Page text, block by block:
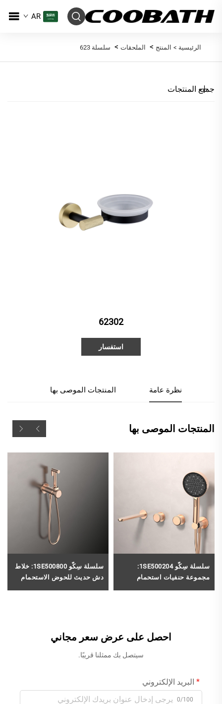
AR
الرئيسية > المنتج > الملحقات> سلسلة 623
جميع المنتجات
62302
استفسار
نظرة عامة المنتجات الموصى بها
المنتجات الموصى بها
سلسلة سِكّو 1SE500204:
مجموعة حنفيات استحمام
سلسلة سِكّو 1SE500800: خلاط
دش حديث للحوض الاستحمام
احصل على عرض سعر مجاني
سيتصل بك ممثلنا قريبًا.
البريد الإلكتروني
0/100